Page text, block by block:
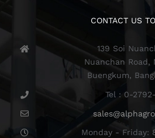
CONTACT US
139 Soi
Nuanchan Road,
Buengkum,
Tel : 0-
Monday - Friday: